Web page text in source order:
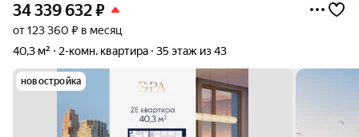
34 339 632₽
от 123 360 ₽ в месяц
40,3 м²
2-комн. квартира 35 этаж из 43
новостройка